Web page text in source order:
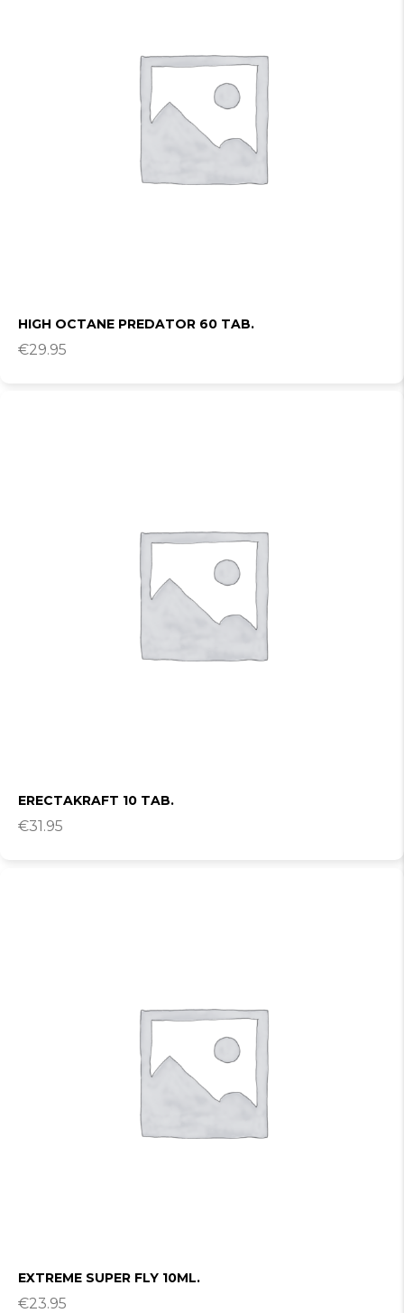
HIGH OCTANE PREDATOR 60 TAB.
€29.95
ERECTAKRAFT 10 TAB.
€31.95
EXTREME SUPER FLY 10ML.
€23.95